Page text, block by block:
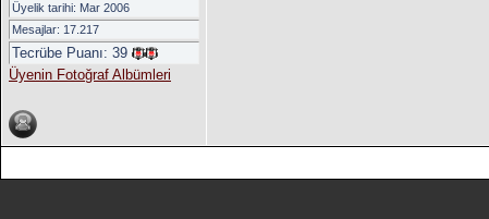
Üyelik tarihi: Mar 2006
Mesajlar: 17.217
Tecrübe Puanı: 39
Üyenin Fotoğraf Albümleri